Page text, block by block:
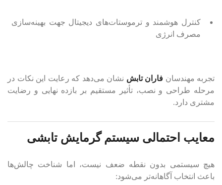
کنترل هوشمند و ترموستات‌های دیجیتال جهت بهینه‌سازی
مصرف انرژی
تجربه مهندسان فاران تابش نشان می‌دهد که رعایت این نکات در
مرحله طراحی و نصب، تأثیر مستقیم بر بازده نهایی و رضایت
مشتری دارد.
معایب احتمالی سیستم گرمایش تابشی
هیچ سیستمی بدون نقطه ضعف نیست، اما شناخت چالش‌ها
باعث انتخاب آگاهانه‌تر می‌شود: